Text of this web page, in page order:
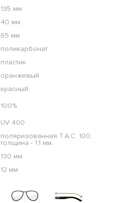
135 мм
40 мм
65 мм
поликарбонат
пластик
оранжевый
красный
100%
UV 400
поляризованная T.A.C. 100,
толщина - 1,1 мм.
130 мм
12 мм